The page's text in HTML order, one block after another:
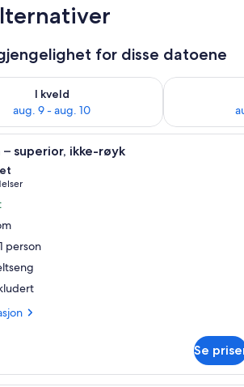
for disse datoene
I kveld
aug. 9 - aug. 10
for i kveld, aug. 9 - aug. 10
Sjekk
Enkeltrom – superior, ikke-
– superior, ikke-røyk
person
Se